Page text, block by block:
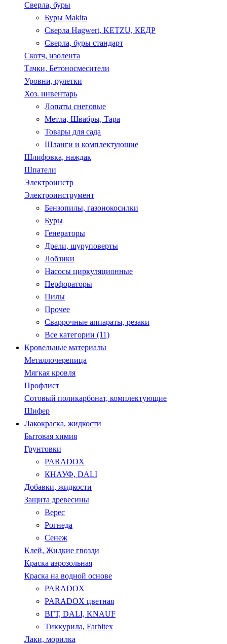
Сверла, буры
Буры Makita
Сверла Hagwert, KETZU, КЕДР
Сверла, буры стандарт
Скотч, изолента
Тачки, Бетоносмесители
Уровни, рулетки
Хоз. инвентарь
Лопаты снеговые
Метла, Швабры, Тара
Товары для сада
Шланги и комплектующие
Шлифовка, наждак
Шпатели
Электроинстр
Электроинструмент
Бензопилы, газонокосилки
Буры
Генераторы
Дрели, шуруповерты
Лобзики
Насосы циркуляционные
Перфораторы
Пилы
Прочее
Сваррочные аппараты, резаки
Все категории (11)
Кровельные материалы
Металлочерепица
Мягкая кровля
Профлист
Сотовый поликарбонат, комплектующие
Шифер
Лакокраска, жидкости
Бытовая химия
Грунтовки
PARADOX
КНАУФ, DALI
Добавки, жидкости
Защита древесины
Верес
Рогнеда
Сенеж
Клей, Жидкие гвозди
Краска аэрозольная
Краска на водной основе
PARADOX
PARADOX цветная
ВГТ, DALI, KNAUF
Тиккурила, Farbitex
Лаки, морилка